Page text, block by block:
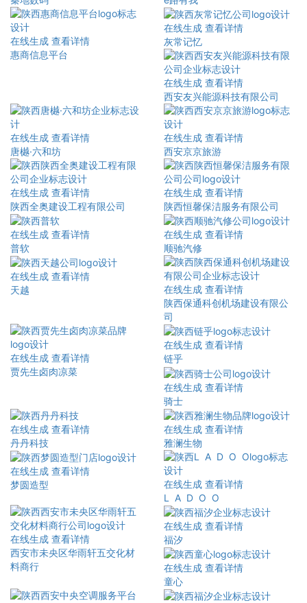
在线生成 查看详情
惠商信息平台
在线生成 查看详情
灰常记忆
在线生成 查看详情
西安友兴能源科技有限公司
在线生成 查看详情
唐樾·六和坊
在线生成 查看详情
西安京京旅游
在线生成 查看详情
陕西全奥建设工程有限公司
在线生成 查看详情
陕西恒馨保洁服务有限公司
在线生成 查看详情
普软
在线生成 查看详情
顺驰汽修
在线生成 查看详情
天越
在线生成 查看详情
陕西保通科创机场建设有限公
司
在线生成 查看详情
贾先生卤肉凉菜
在线生成 查看详情
链乎
在线生成 查看详情
骑士
在线生成 查看详情
丹丹科技
在线生成 查看详情
雅澜生物
在线生成 查看详情
梦圆造型
在线生成 查看详情
L A D O O
在线生成 查看详情
西安市未央区华雨轩五交化材
料商行
在线生成 查看详情
福汐
在线生成 查看详情
童心